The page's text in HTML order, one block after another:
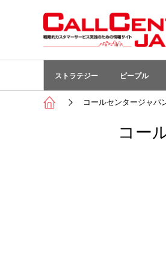
ストラテジー ピープル
コールセンタージャパ
コー